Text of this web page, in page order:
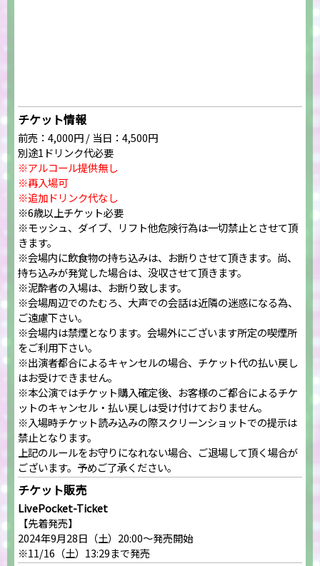
チケット情報
前売：4,000円 / 当日：4,500円
別途1ドリンク代必要
※アルコール提供無し
※再入場可
※追加ドリンク代なし
※6歳以上チケット必要
※モッシュ、ダイブ、リフト他危険行為は一切禁止とさせて頂
きます。
※会場内に飲食物の持ち込みは、お断りさせて頂きます。尚、
持ち込みが発覚した場合は、没収させて頂きます。
※泥酔者の入場は、お断り致します。
※会場周辺でのたむろ、大声での会話は近隣の迷惑になる為、
ご遠慮下さい。
※会場内は禁煙となります。会場外にございます所定の喫煙所
をご利用下さい。
※出演者都合によるキャンセルの場合、チケット代の払い戻し
はお受けできません。
※本公演ではチケット購入確定後、お客様のご都合によるチケ
ットのキャンセル・払い戻しは受け付けておりません。
※入場時チケット読み込みの際スクリーンショットでの提示は
禁止となります。
上記のルールをお守りになれない場合、ご退場して頂く場合が
ございます。予めご了承ください。
チケット販売
LivePocket-Ticket
【先着発売】
2024年9月28日（土）20:00～発売開始
※11/16（土）13:29まで発売